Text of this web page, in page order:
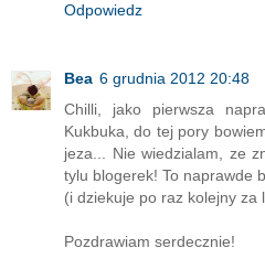
Odpowiedz
Bea 6 grudnia 2012 20:48
Chilli, jako pierwsza
Kukbuka, do tej pory
jeza... Nie wiedzialam, ze
tylu blogerek! To naprawde
(i dziekuje po raz kolejny za
Pozdrawiam serdecznie!